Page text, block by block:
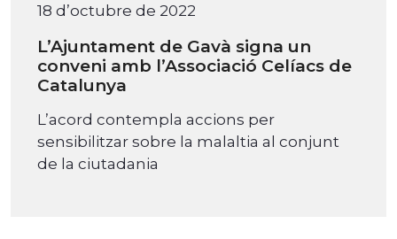
18 d’octubre de 2022
L’Ajuntament de Gavà signa un
conveni amb l’Associació Celíacs de
Catalunya
L’acord contempla accions per
sensibilitzar sobre la malaltia al conjunt
de la ciutadania